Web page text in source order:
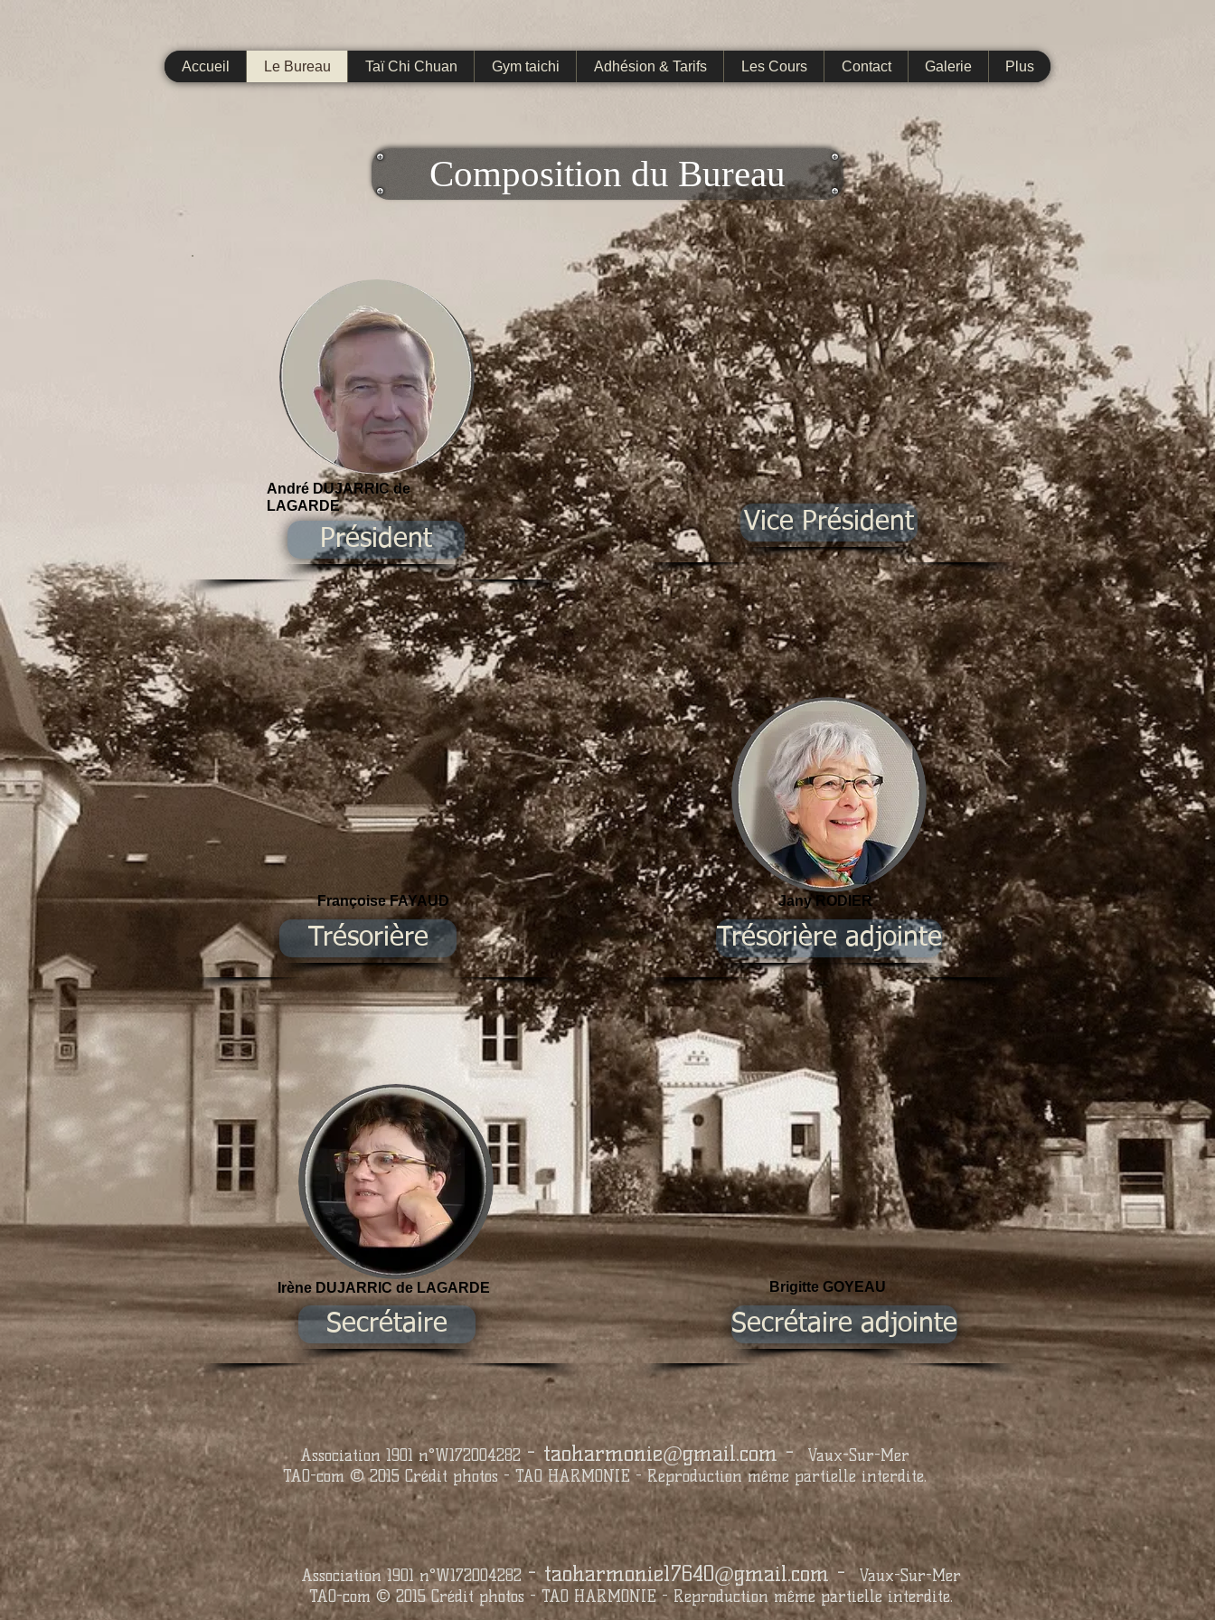
Accueil Le Bureau Taï Chi Chuan Gym taichi Adhésion & Tarifs Les Cours Contact Galerie Plus
Composition du Bureau
André DUJARRIC de
LAGARDE
Président
Vice Président
Françoise FAYAUD
Trésorière
Jany RODIER
Trésorière adjointe
Irène DUJARRIC de LAGARDE
Secrétaire
Brigitte GOYEAU
Secrétaire adjointe
Association 1901 n°W172004282 -taoharmonie@gmail.com-Vaux-Sur-Mer
TAO-com © 2015 Crédit photos - TAO HARMONIE - Reproduction même partielle interdite.
Association 1901 n°W172004282-taoharmonie17640@gmail.com-Vaux-Sur-Mer
TAO-com © 2015 Crédit photos - TAO HARMONIE - Reproduction même partielle interdite.